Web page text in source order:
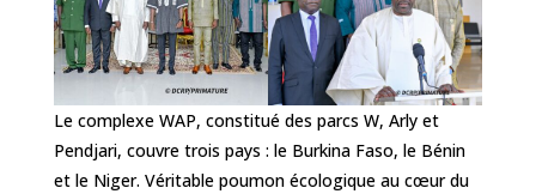
Le complexe WAP, constitué des parcs W, Arly et
Pendjari, couvre trois pays : le Burkina Faso, le Bénin
et le Niger. Véritable poumon écologique au cœur du